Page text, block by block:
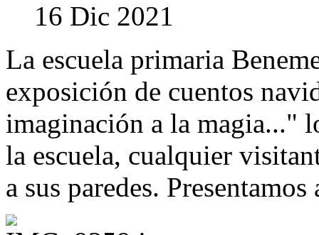
16 Dic 2021
La escuela primaria
exposición de cuentos
imaginación a la magia..."
la escuela, cualquier
a sus paredes.